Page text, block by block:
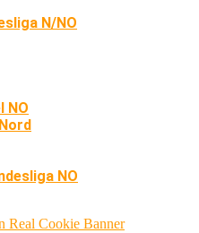
N/NO
NO
NO
Real Cookie Banner